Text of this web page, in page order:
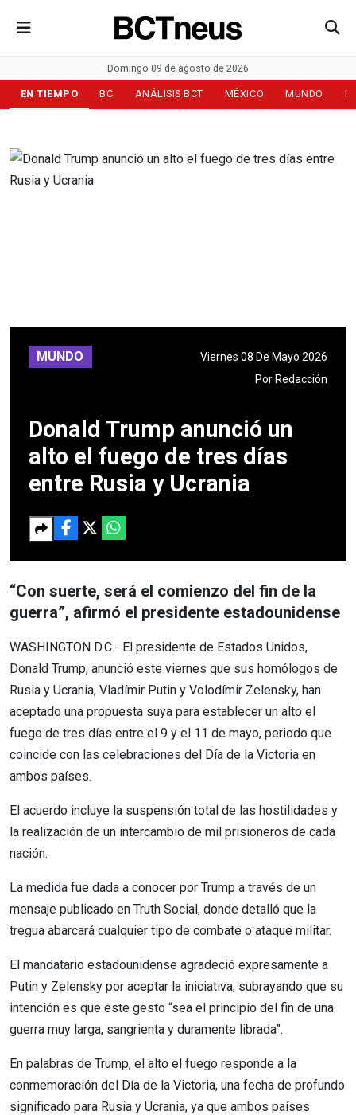
Domingo 09 de agosto de 2026
EN TIEMPO BC ANÁLISIS BCT MÉXICO MUNDO
MUNDO
Viernes 08 De Mayo 2026
Por Redacción
Donald Trump anunció un
alto el fuego de tres días
entre Rusia y Ucrania
“Con suerte, será el comienzo del fin de la
guerra”, afirmó el presidente estadounidense
WASHINGTON D.C.- El presidente de Estados Unidos,
Donald Trump, anunció este viernes que sus homólogos de
Rusia y Ucrania, Vladímir Putin y Volodímir Zelensky, han
aceptado una propuesta suya para establecer un alto el
fuego de tres días entre el 9 y el 11 de mayo, periodo que
coincide con las celebraciones del Día de la Victoria en
ambos países.
El acuerdo incluye la suspensión total de las hostilidades y
la realización de un intercambio de mil prisioneros de cada
nación.
La medida fue dada a conocer por Trump a través de un
mensaje publicado en Truth Social, donde detalló que la
tregua abarcará cualquier tipo de combate o ataque militar.
El mandatario estadounidense agradeció expresamente a
Putin y Zelensky por aceptar la iniciativa, subrayando que su
intención es que este gesto “sea el principio del fin de una
guerra muy larga, sangrienta y duramente librada”.
En palabras de Trump, el alto el fuego responde a la
conmemoración del Día de la Victoria, una fecha de profundo
significado para Rusia y Ucrania, ya que ambos países